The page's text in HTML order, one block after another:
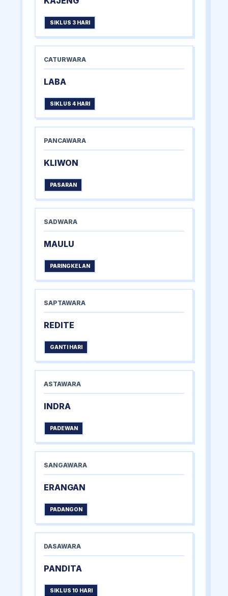
SIKLUS 3 HARI
CATURWARA
LABA
SIKLUS 4 HARI
PANCAWARA
KLIWON
PASARAN
SADWARA
MAULU
PARINGKELAN
SAPTAWARA
REDITE
GANTI HARI
ASTAWARA
INDRA
PADEWAN
SANGAWARA
ERANGAN
PADANGON
DASAWARA
PANDITA
SIKLUS 10 HARI